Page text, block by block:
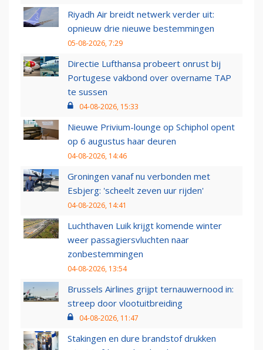
Riyadh Air breidt netwerk verder uit:
opnieuw drie nieuwe bestemmingen
05-08-2026, 7:29
Directie Lufthansa probeert onrust bij
Portugese vakbond over overname TAP
te sussen
04-08-2026, 15:33
Nieuwe Privium-lounge op Schiphol opent
op 6 augustus haar deuren
04-08-2026, 14:46
Groningen vanaf nu verbonden met
Esbjerg: 'scheelt zeven uur rijden'
04-08-2026, 14:41
Luchthaven Luik krijgt komende winter
weer passagiersvluchten naar
zonbestemmingen
04-08-2026, 13:54
Brussels Airlines grijpt ternauwernood in:
streep door vlootuitbreiding
04-08-2026, 11:47
Stakingen en dure brandstof drukken